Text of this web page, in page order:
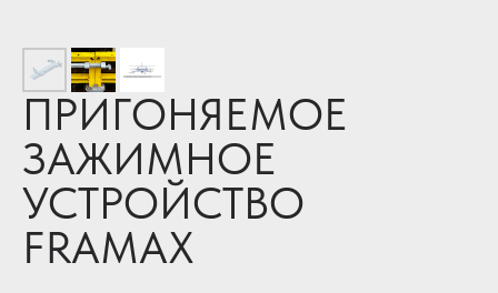
ПРИГОНЯЕМОЕ
ЗАЖИМНОЕ
УСТРОЙСТВО
FRAMAX